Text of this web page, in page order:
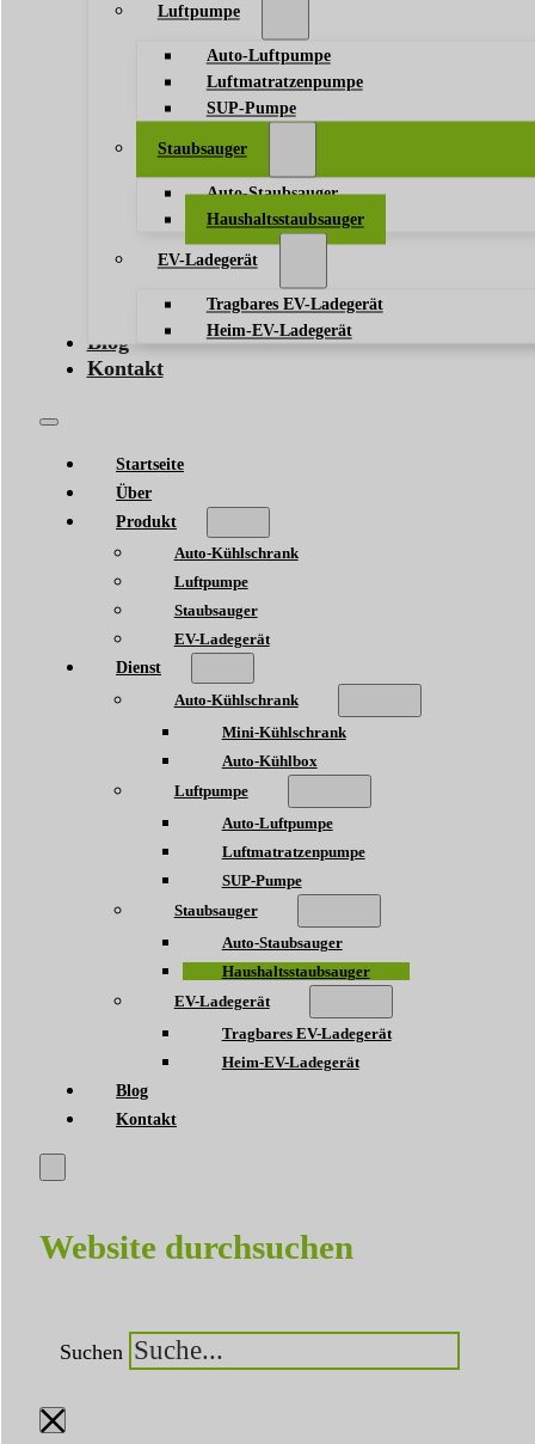
Luftpumpe
Auto-Luftpumpe
Luftmatratzenpumpe
SUP-Pumpe
Staubsauger
Auto-Staubsauger
Haushaltsstaubsauger
EV-Ladegerät
Tragbares EV-Ladegerät
Heim-EV-Ladegerät
Blog
Kontakt
Startseite
Über
Produkt
Auto-Kühlschrank
Luftpumpe
Staubsauger
EV-Ladegerät
Dienst
Auto-Kühlschrank
Mini-Kühlschrank
Auto-Kühlbox
Luftpumpe
Auto-Luftpumpe
Luftmatratzenpumpe
SUP-Pumpe
Staubsauger
Auto-Staubsauger
Haushaltsstaubsauger
EV-Ladegerät
Tragbares EV-Ladegerät
Heim-EV-Ladegerät
Blog
Kontakt
Website durchsuchen
Suchen
×